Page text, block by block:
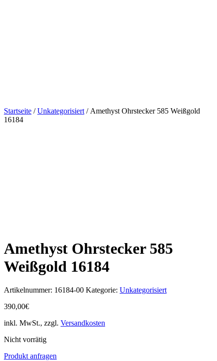
Startseite /Unkategorisiert / Amethyst Ohrstecker 585 Weißgold
16184
Amethyst Ohrstecker 585
Weißgold 16184
Artikelnummer: 16184-00 Kategorie: Unkategorisiert
390,00€
inkl. MwSt., zzgl. Versandkosten
Nicht vorrätig
Produkt anfragen